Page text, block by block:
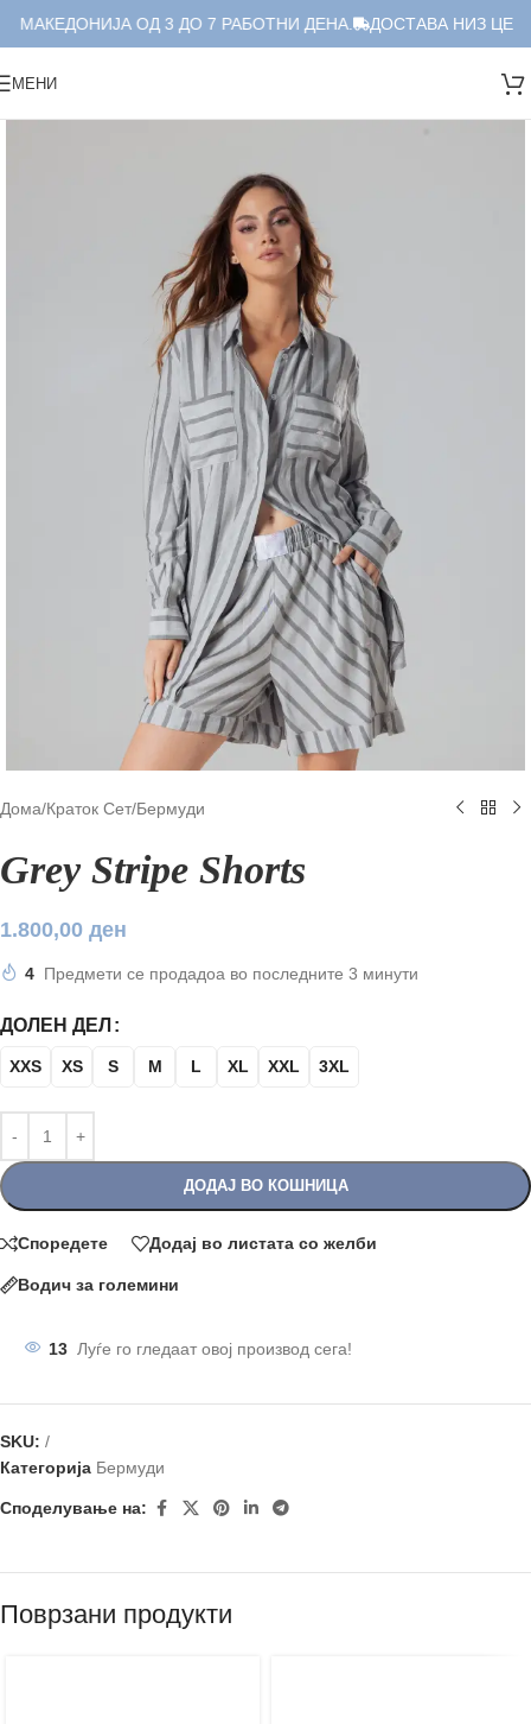
МАКЕДОНИЈА ОД 3 ДО 7 РАБОТНИ ДЕНА. ДОСТАВА НИЗ
МЕНИ
Дома/Краток Сет/Бермуди
Grey Stripe Shorts
1.800,00 ден
4 Предмети се продадоа во последните 3 минути
ДОЛЕН ДЕЛ
XXS XS S M L XL XXL 3XL
ДОДАЈ ВО КОШНИЦА
Споредете Додај во листата со желби
Водич за големини
13 Луѓе го гледаат овој производ сега!
SKU: /
Категорија Бермуди
Споделување на:
Поврзани продукти